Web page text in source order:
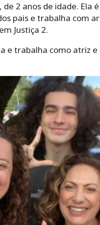
2 anos de idade. Ela
pais e trabalha com
Justiça 2.
e trabalha como atriz